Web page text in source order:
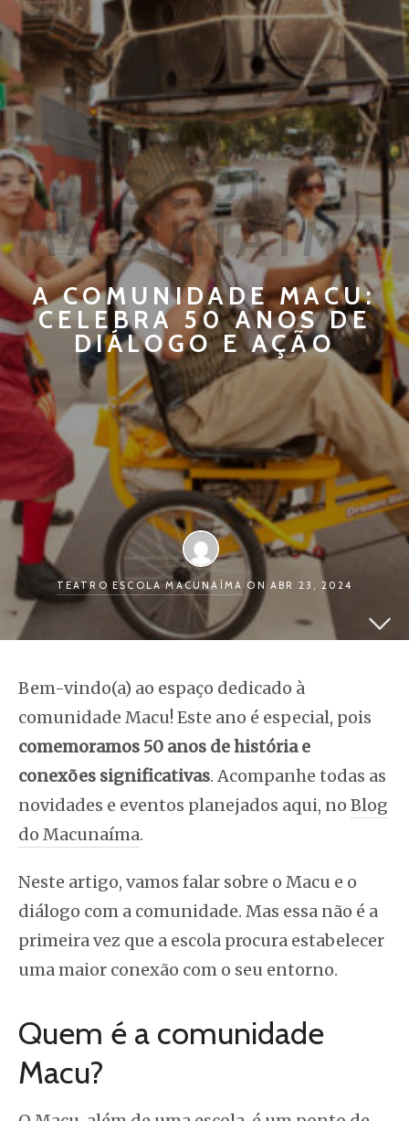
BLOG DO
TEATRO
ESCOLA
MACUNAÍMA
A COMUNIDADE MACU:
CELEBRA 50 ANOS DE
DIÁLOGO E AÇÃO
TEATRO ESCOLA MACUNAÍMA ON ABR 23, 2024
Bem-vindo(a) ao espaço dedicado à
comunidade Macu! Este ano é especial, pois
comemoramos 50 anos de história e
conexões significativas. Acompanhe todas as
novidades e eventos planejados aqui, no Blog
do Macunaíma.
Neste artigo, vamos falar sobre o Macu e o
diálogo com a comunidade. Mas essa não é a
primeira vez que a escola procura estabelecer
uma maior conexão com o seu entorno.
Quem é a comunidade
Macu?